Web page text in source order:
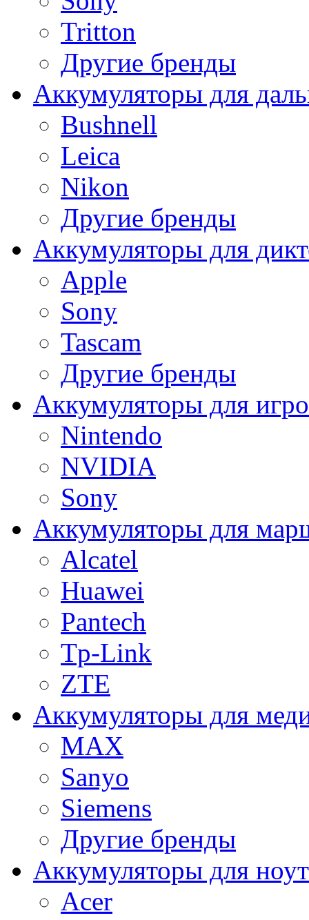
Tritton
Другие бренды
Аккумуляторы для
Bushnell
Leica
Nikon
Другие бренды
Аккумуляторы для
Apple
Sony
Tascam
Другие бренды
Аккумуляторы для
Nintendo
NVIDIA
Sony
Аккумуляторы для
Alcatel
Huawei
Pantech
Tp-Link
ZTE
Аккумуляторы для
MAX
Sanyo
Siemens
Другие бренды
Аккумуляторы для
Acer